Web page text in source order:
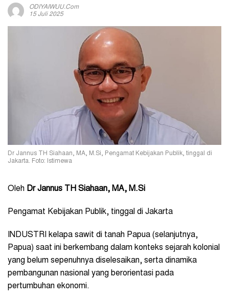
ODIYAIWUU.com
15 Juli 2025
Dr Jannus TH Siahaan, MA, M.Si, Pengamat Kebijakan Publik, tinggal di
Jakarta. Foto: Istimewa
Oleh Dr Jannus TH Siahaan, MA, M.Si
Pengamat Kebijakan Publik, tinggal di Jakarta
INDUSTRI kelapa sawit di tanah Papua (selanjutnya,
Papua) saat ini berkembang dalam konteks sejarah kolonial
yang belum sepenuhnya diselesaikan, serta dinamika
pembangunan nasional yang berorientasi pada
pertumbuhan ekonomi.